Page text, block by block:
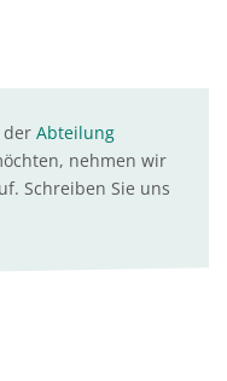
der Abteilung
nehmen wir
Schreiben Sie uns